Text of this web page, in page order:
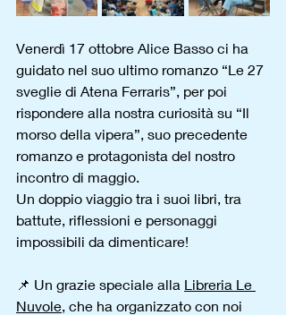
Venerdì 17 ottobre Alice Basso ci ha
guidato nel suo ultimo romanzo “Le 27
sveglie di Atena Ferraris”, per poi
rispondere alla nostra curiosità su “Il
morso della vipera”, suo precedente
romanzo e protagonista del nostro
incontro di maggio.
Un doppio viaggio tra i suoi libri, tra
battute, riflessioni e personaggi
impossibili da dimenticare!
📌 Un grazie speciale alla Libreria Le
Nuvole, che ha organizzato con noi